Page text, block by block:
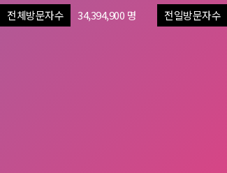
전체방문자수 34,394,900 명 전일방문자수